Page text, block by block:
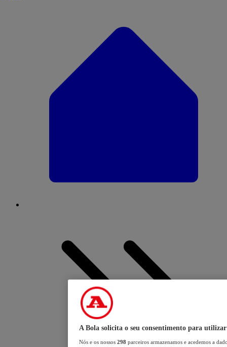
A Bola solicita o seu consentimento para utilizar
Nós e os nossos 298 parceiros armazenamos e acedemos a